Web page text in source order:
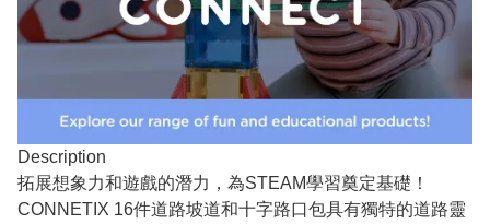
Description
拓展想象力和遊戲的潛力，為STEAM學習奠定基礎！
CONNETIX 16件道路坡道和十字路口包具有獨特的道路靈